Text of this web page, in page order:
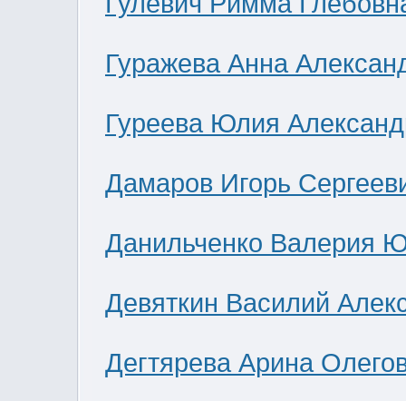
Гуражева Анна
Гуреева Юлия
Дамаров Игорь
Данильченко Валерия
Девяткин Василий
Дегтярева Арина